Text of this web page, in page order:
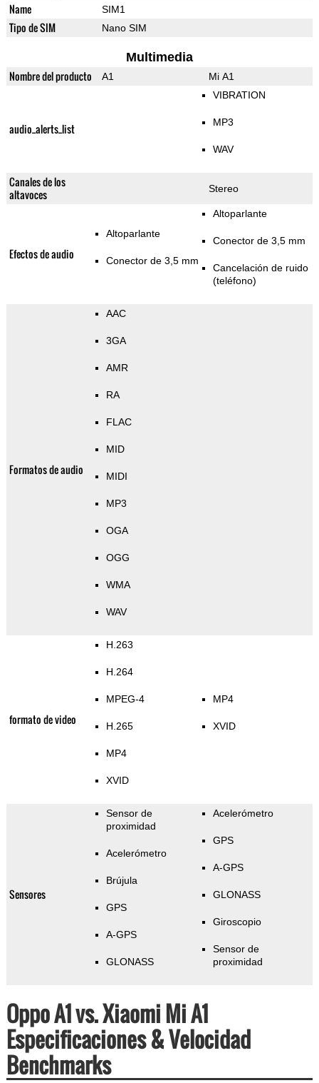
Name SIM1
Tipo de SIM Nano SIM
Multimedia
Nombre del producto A1 Mi A1
audio_alerts_list
VIBRATION
MP3
WAV
Canales de los
altavoces
Stereo
Efectos de audio
Altoparlante
Conector de 3,5 mm
Altoparlante
Conector de 3,5 mm
Cancelación de ruido
(teléfono)
Formatos de audio
AAC
3GA
AMR
RA
FLAC
MID
MIDI
MP3
OGA
OGG
WMA
WAV
formato de video
H.263
H.264
MPEG-4
H.265
MP4
XVID
MP4
XVID
Sensores
Sensor de
proximidad
Acelerómetro
Brújula
GPS
A-GPS
GLONASS
Acelerómetro
GPS
A-GPS
GLONASS
Giroscopio
Sensor de
proximidad
Oppo A1 vs. Xiaomi Mi A1
Especificaciones & Velocidad
Benchmarks